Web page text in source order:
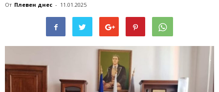
От Плевен днес - 11.01.2025